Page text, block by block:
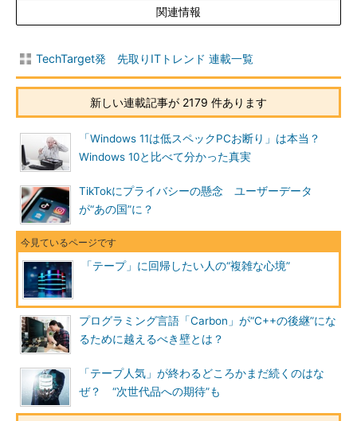
関連情報
TechTarget発 先取りITトレンド 連載一覧
新しい連載記事が 2179 件あります
「Windows 11は低スペックPCお断り」は本当？
Windows 10と比べて分かった真実
TikTokにプライバシーの懸念 ユーザーデータ
が“あの国”に？
「テープ」に回帰したい人の“複雑な心境”
プログラミング言語「Carbon」が“C++の後継”にな
るために越えるべき壁とは？
「テープ人気」が終わるどころかまだ続くのはな
ぜ？ “次世代品への期待”も